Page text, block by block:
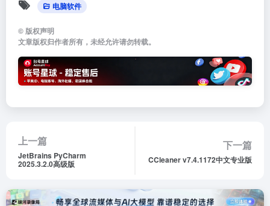
电脑软件
©版权声明
文章版权归作者所有，未经允许请勿转载。
上一篇
JetBrains PyCharm
2025.3.2.0高级版
下一篇
CCleaner v7.4.1172中文专业版